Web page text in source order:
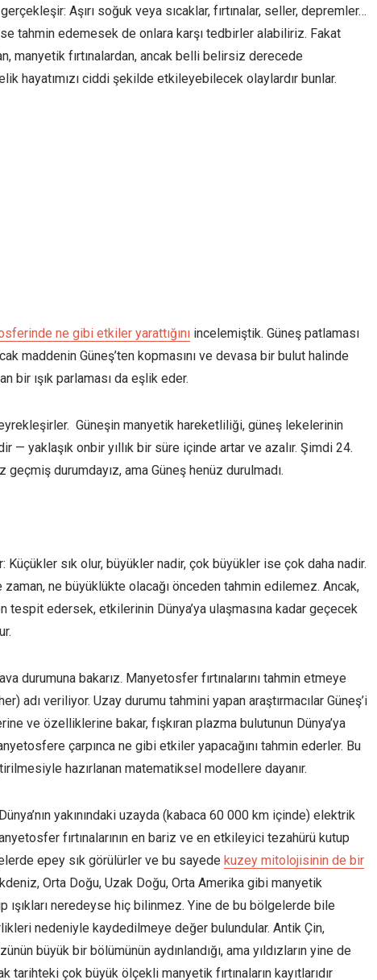
Aşırı soğuk veya sıcaklar, fırtınalar, seller, depremler…
ise tahmin edemesek de onlara karşı tedbirler alabiliriz. Fakat
manyetik fırtınalardan, ancak belli belirsiz derecede
hayatımızı ciddi şekilde etkileyebilecek olaylardır bunlar.
ne gibi etkiler yarattığını incelemiştik. Güneş patlaması
maddenin Güneş’ten kopmasını ve devasa bir bulut halinde
bir ışık parlaması da eşlik eder.
Güneşin manyetik hareketliliği, güneş lekelerinin
— yaklaşık onbir yıllık bir süre içinde artar ve azalır. Şimdi 24.
durumdayız, ama Güneş henüz durulmadı.
Küçükler sık olur, büyükler nadir, çok büyükler ise çok daha nadir.
ne büyüklükte olacağı önceden tahmin edilemez. Ancak,
tespit edersek, etkilerinin Dünya’ya ulaşmasına kadar geçecek
durumuna bakarız. Manyetosfer fırtınalarını tahmin etmeye
adı veriliyor. Uzay durumu tahmini yapan araştırmacılar Güneş’i
ve özelliklerine bakar, fışkıran plazma bulutunun Dünya’ya
çarpınca ne gibi etkiler yapacağını tahmin ederler. Bu
hazırlanan matematiksel modellere dayanır.
yakınındaki uzayda (kabaca 60 000 km içinde) elektrik
fırtınalarının en bariz ve en etkileyici tezahürü kutup
epey sık görülürler ve bu sayede kuzey mitolojisinin de bir
Orta Doğu, Uzak Doğu, Orta Amerika gibi manyetik
ışıkları neredeyse hiç bilinmez. Yine de bu bölgelerde bile
nedeniyle kaydedilmeye değer bulundular. Antik Çin,
büyük bir bölümünün aydınlandığı, ama yıldızların yine de
çok büyük ölçekli manyetik fırtınaların kayıtlarıdır